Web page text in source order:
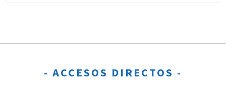
- ACCESOS DIRECTOS -